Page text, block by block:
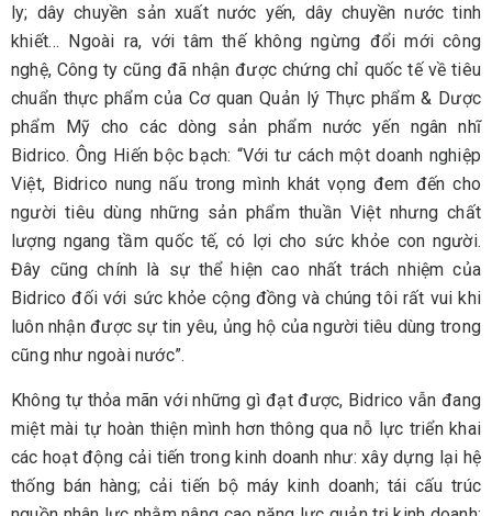
ly; dây chuyền sản xuất nước yến, dây chuyền nước tinh
khiết… Ngoài ra, với tâm thế không ngừng đổi mới công
nghệ, Công ty cũng đã nhận được chứng chỉ quốc tế về tiêu
chuẩn thực phẩm của Cơ quan Quản lý Thực phẩm & Dược
phẩm Mỹ cho các dòng sản phẩm nước yến ngân nhĩ
Bidrico. Ông Hiến bộc bạch: “Với tư cách một doanh nghiệp
Việt, Bidrico nung nấu trong mình khát vọng đem đến cho
người tiêu dùng những sản phẩm thuần Việt nhưng chất
lượng ngang tầm quốc tế, có lợi cho sức khỏe con người.
Đây cũng chính là sự thể hiện cao nhất trách nhiệm của
Bidrico đối với sức khỏe cộng đồng và chúng tôi rất vui khi
luôn nhận được sự tin yêu, ủng hộ của người tiêu dùng trong
cũng như ngoài nước”.
Không tự thỏa mãn với những gì đạt được, Bidrico vẫn đang
miệt mài tự hoàn thiện mình hơn thông qua nỗ lực triển khai
các hoạt động cải tiến trong kinh doanh như: xây dựng lại hệ
thống bán hàng; cải tiến bộ máy kinh doanh; tái cấu trúc